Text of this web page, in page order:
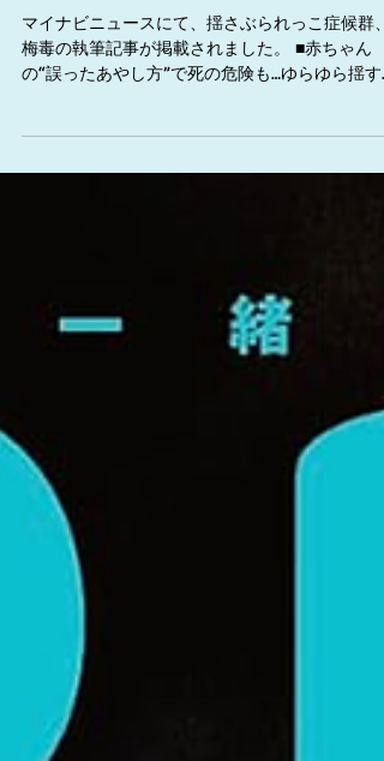
マイナビニュースにて、揺さぶられっこ症候群、
梅毒の執筆記事が掲載されました。 ■赤ちゃん
の“誤ったあやし方”で死の危険も…ゆらゆら揺す